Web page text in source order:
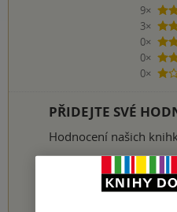
9×
3×
0×
0×
2
0×
1
PŘIDEJTE SVÉ
Hodnocení našich
1 2 3 4